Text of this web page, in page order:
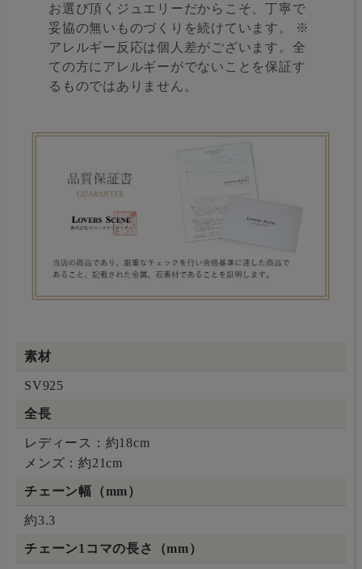
お選び頂くジュエリーだからこそ、丁寧で
妥協の無いものづくりを続けています。 ※
アレルギー反応は個人差がございます。全
ての方にアレルギーがでないことを保証す
るものではありません。
素材
SV925
全長
レディース：約18cm
メンズ：約21cm
チェーン幅（mm）
約3.3
チェーン1コマの長さ（mm）